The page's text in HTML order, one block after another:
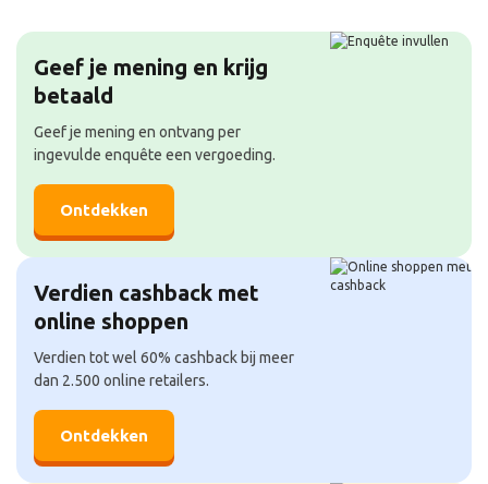
Verdien cashback met
online shoppen
Verdien tot wel 60% cashback bij meer
dan 2.500 online retailers.
Ontdekken
Geef je mening en krijg
betaald
Geef je mening en ontvang per
ingevulde enquête een vergoeding.
Ontdekken